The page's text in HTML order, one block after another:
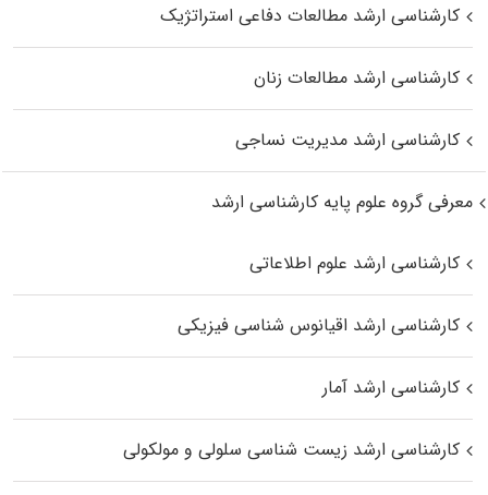
کارشناسی ارشد مطالعات دفاعی استراتژیک
کارشناسی ارشد مطالعات زنان
کارشناسی ارشد مدیریت نساجی
معرفی گروه علوم پایه کارشناسی ارشد
کارشناسی ارشد علوم اطلاعاتی
کارشناسی ارشد اقیانوس‌ شناسی فیزیکی
کارشناسی ارشد آمار
کارشناسی ارشد زیست شناسی سلولی و مولکولی